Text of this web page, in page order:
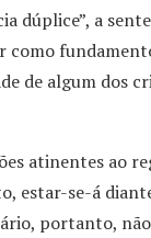
dúplice”, a
como
de algum dos
atinentes ao
estar-se-á
portanto,